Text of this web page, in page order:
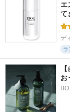
エ
て
デ
ラ
お